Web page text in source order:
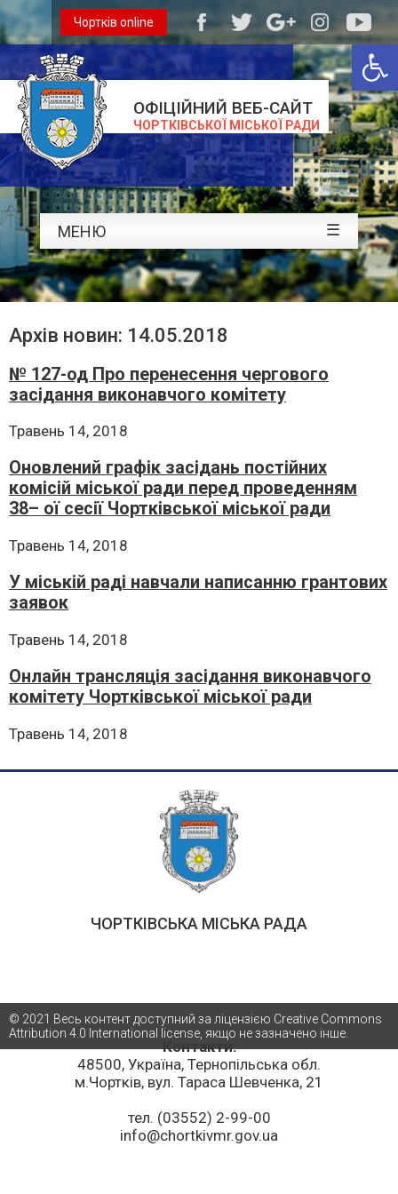
ОФІЦІЙНИЙ ВЕБ-САЙТ
ЧОРТКІВСЬКОЇ МІСЬКОЇ РАДИ
Чортків online
МЕНЮ ☰
Архів новин: 14.05.2018
№ 127-од Про перенесення чергового
засідання виконавчого комітету
Травень 14, 2018
Оновлений графік засідань постійних
комісій міської ради перед проведенням
38– ої сесії Чортківської міської ради
Травень 14, 2018
У міській раді навчали написанню грантових
заявок
Травень 14, 2018
Онлайн трансляція засідання виконавчого
комітету Чортківської міської ради
Травень 14, 2018
ЧОРТКІВСЬКА МІСЬКА РАДА
Контакти:
48500, Україна, Тернопільська обл.
м.Чортків, вул. Тараса Шевченка, 21
тел. (03552) 2-99-00
info@chortkivmr.gov.ua
© 2021 Весь контент доступний за ліцензією Creative Commons
Attribution 4.0 International license, якщо не зазначено інше.